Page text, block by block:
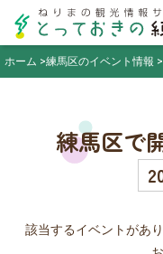
ホーム
練馬区のイベント情報
練馬区で
該当するイベントがあ